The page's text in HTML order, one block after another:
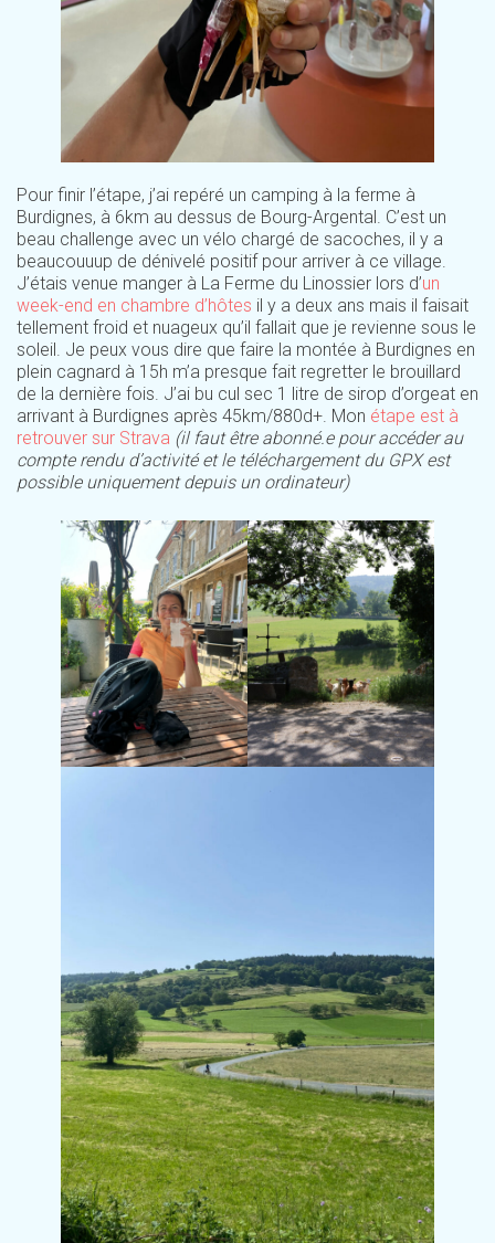
Pour finir l’étape, j’ai repéré un camping à la ferme à
Burdignes, à 6km au dessus de Bourg-Argental. C’est un
beau challenge avec un vélo chargé de sacoches, il y a
beaucouuup de dénivelé positif pour arriver à ce village.
J’étais venue manger à La Ferme du Linossier lors d’un
week-end en chambre d’hôtes il y a deux ans mais il faisait
tellement froid et nuageux qu’il fallait que je revienne sous le
soleil. Je peux vous dire que faire la montée à Burdignes en
plein cagnard à 15h m’a presque fait regretter le brouillard
de la dernière fois. J’ai bu cul sec 1 litre de sirop d’orgeat en
arrivant à Burdignes après 45km/880d+. Mon étape est à
retrouver sur Strava (il faut être abonné.e pour accéder au
compte rendu d’activité et le téléchargement du GPX est
possible uniquement depuis un ordinateur)